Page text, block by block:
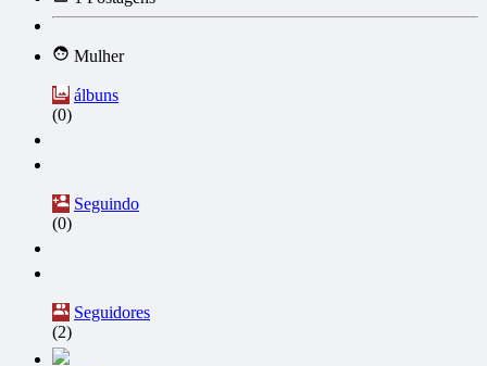
Mulher
álbuns
(0)
Seguindo
(0)
Seguidores
(2)